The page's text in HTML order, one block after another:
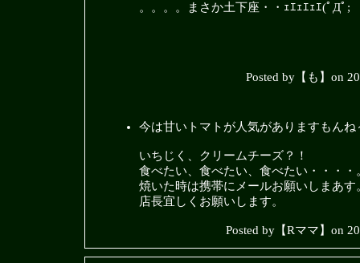
。。。。まさか土下座・・ｪｴｪｴｪｴ(ﾟДﾟ;
Posted by【も】on
今は甘いトマトが人気がありますもんね
いちじく、クリームチーズ？！
食べたい、食べたい、食べたい・・・・
焼いた時は携帯にメールお願いしまあす
店長宜しくお願いします。
Posted by【Rママ】on